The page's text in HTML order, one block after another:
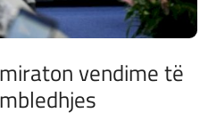
vendime të